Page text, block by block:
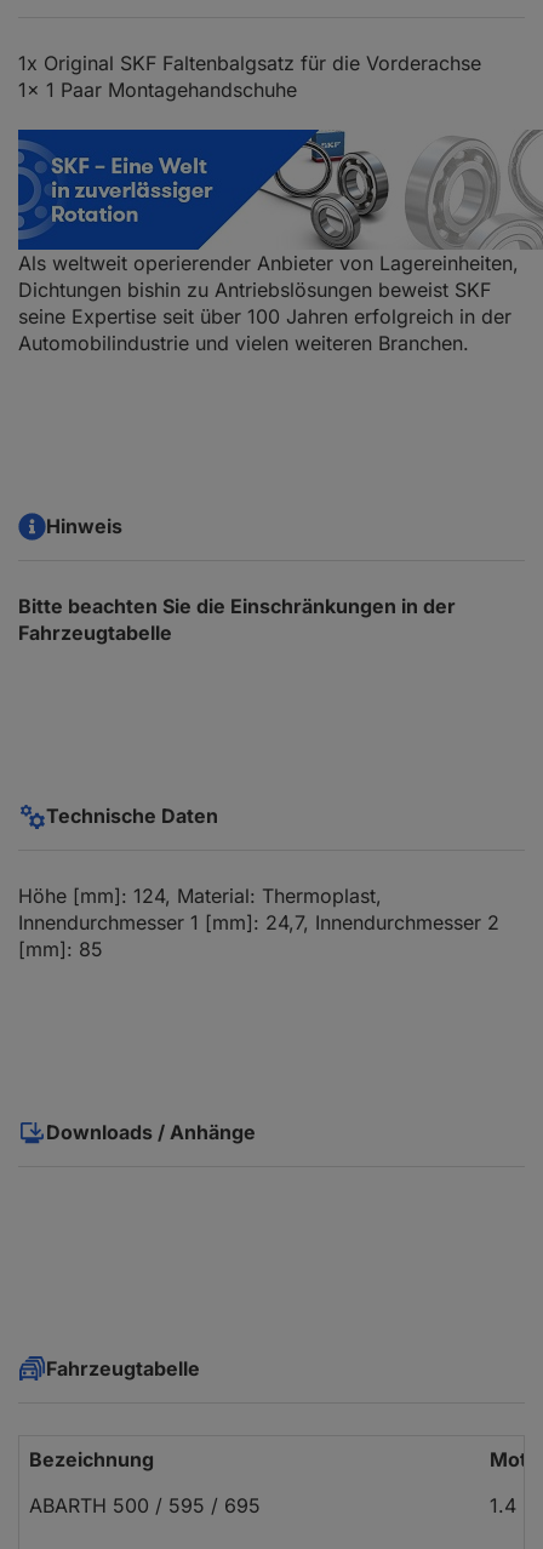
1x Original SKF Faltenbalgsatz für die Vorderachse
1x 1 Paar Montagehandschuhe
Als weltweit operierender Anbieter von Lagereinheiten,
Dichtungen bishin zu Antriebslösungen beweist SKF
seine Expertise seit über 100 Jahren erfolgreich in der
Automobilindustrie und vielen weiteren Branchen.
Hinweis
Bitte beachten Sie die Einschränkungen in der
Fahrzeugtabelle
Technische Daten
Höhe [mm]: 124, Material: Thermoplast,
Innendurchmesser 1 [mm]: 24,7, Innendurchmesser 2
[mm]: 85
Downloads / Anhänge
Fahrzeugtabelle
Bezeichnung
ABARTH 500 / 595 / 695
1.4